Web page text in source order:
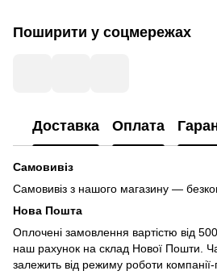
Поширити у соцмережах
Доставка Оплата
Самовивіз
Самовивіз з нашого магазину —
Нова Пошта
Оплочені замовлення вартістю від
наш рахунок на склад Нової Пошти.
залежить від режиму роботи